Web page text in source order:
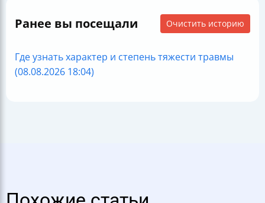
Ранее вы посещали Очистить историю
Где узнать характер и степень тяжести травмы
(08.08.2026 18:04)